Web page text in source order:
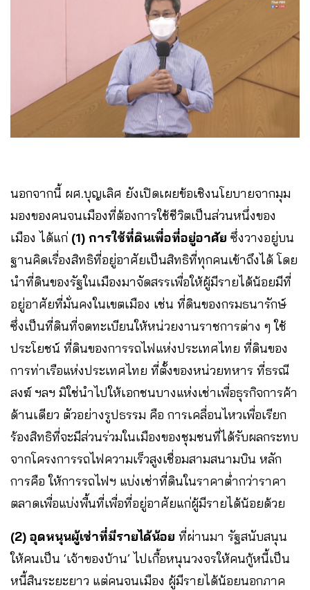
นอกจากนี้ ผศ.บุญเลิศ ยังเปิดเผยข้อเชิงนโยบายจากมุม
มองของคนจนเมืองที่ต้องการใช้ชีวิตเป็นส่วนหนึ่งของ
เมือง ได้แก่ (1) การใช้ที่ดินเพื่อที่อยู่อาศัย ซึ่งวางอยู่บน
ฐานคิดเรื่องสิทธิที่อยู่อาศัยเป็นสิทธิที่ทุกคนเข้าถึงได้ โดย
นำที่ดินของรัฐในเมืองมาจัดสรรเพื่อให้ผู้มีรายได้น้อยมีที่
อยู่อาศัยที่มั่นคงในเขตเมือง เช่น ที่ดินของกรมธนารักษ์
ซึ่งเป็นที่ดินที่จดทะเบียนให้หน่วยงานราชการต่าง ๆ ใช้
ประโยชน์ ที่ดินของการรถไฟแห่งประเทศไทย ที่ดินของ
การท่าเรือแห่งประเทศไทย ที่ตั้งของหน่วยทหาร ที่ธรณี
สงฆ์ ฯลฯ มิใช่นำไปให้เอกชนบางแห่งเช่าเพื่อธุรกิจการค้า
ด้านเดียว ตัวอย่างรูปธรรม คือ การเคลื่อนไหวเพื่อเรียก
ร้องสิทธิที่จะมีส่วนร่วมในเมืองของชุมชนที่ได้รับผลกระทบ
จากโครงการรถไฟความเร็วสูงเชื่อมสามสนามบิน หลัก
การคือ ให้การรถไฟฯ​ แบ่งเช่าที่ดินในราคาต่ำกว่าราคา
ตลาดเพื่อแบ่งพื้นที่เพื่อที่อยู่อาศัยแก่ผู้มีรายได้น้อยด้วย
(2) อุดหนุนผู้เช่าที่มีรายได้น้อย ที่ผ่านมา รัฐสนับสนุน
ให้คนเป็น ‘เจ้าของบ้าน’ ไปเกื้อหนุนวงจรให้คนกู้หนี้เป็น
หนี้สินระยะยาว แต่คนจนเมือง ผู้มีรายได้น้อยนอกภาค